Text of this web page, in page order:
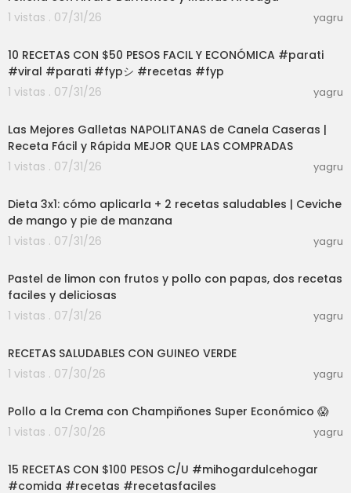
1 vistas . 07/31/26
yagru
10 RECETAS CON $50 PESOS FACIL Y ECONÓMICA #parati
#viral #parati #fypシ #recetas #fyp
1 vistas . 07/31/26
yagru
Las Mejores Galletas NAPOLITANAS de Canela Caseras |
Receta Fácil y Rápida MEJOR QUE LAS COMPRADAS
1 vistas . 07/31/26
yagru
Dieta 3x1: cómo aplicarla + 2 recetas saludables | Ceviche
de mango y pie de manzana
1 vistas . 07/31/26
yagru
Pastel de limon con frutos y pollo con papas, dos recetas
faciles y deliciosas
1 vistas . 07/31/26
yagru
RECETAS SALUDABLES CON GUINEO VERDE
1 vistas . 07/30/26
yagru
Pollo a la Crema con Champiñones Super Económico 😱
1 vistas . 07/30/26
yagru
15 RECETAS CON $100 PESOS C/U #mihogardulcehogar
#comida #recetas #recetasfaciles